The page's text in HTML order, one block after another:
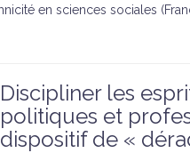
en sciences sociales
Discipliner les
politiques et
dispositif de «